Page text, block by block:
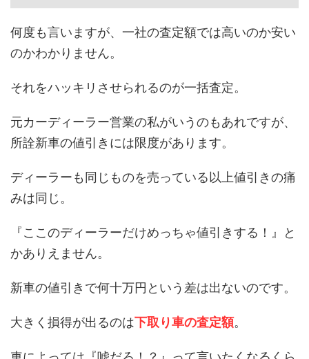
何度も言いますが、一社の査定額では高いのか安い
のかわかりません。
それをハッキリさせられるのが一括査定。
元カーディーラー営業の私がいうのもあれですが、
所詮新車の値引きには限度があります。
ディーラーも同じものを売っている以上値引きの痛
みは同じ。
『ここのディーラーだけめっちゃ値引きする！』と
かありえません。
新車の値引きで何十万円という差は出ないのです。
大きく損得が出るのは下取り車の査定額。